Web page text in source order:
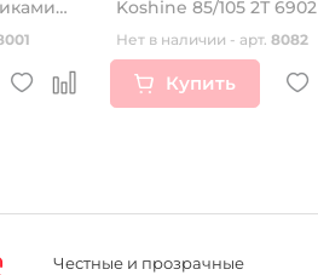
Koshine 85/105 2Т 6902
Нет в наличии - арт. 8082
Купить
Честные и прозрачные